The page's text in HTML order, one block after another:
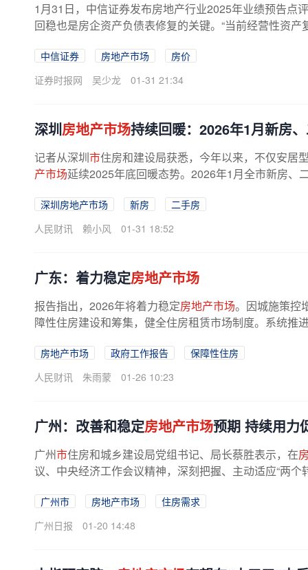
1月31日，中信证券发布房地产行业2025年业绩预告点
回稳也是房企资产负债表修复的关键。“当前经营性资
中信证券 房地产市场
房价
证券时报网
吴少龙 01-31 21:34
深圳房地产市场持续回暖：2026年1月新房
记者从深圳市住房和建设局获悉，今年以来，不仅安居
产市场延续2025年底回暖态势。2026年1月全市新房、
深圳房地产市场 新房
二手房
人民财讯
赖小风 01-31 18:52
广东：着力稳定房地产市场
报告指出，2026年将着力稳定房地产市场。因城施策控
障性住房建设和筹集，健全住房租赁市场制度。系统推
房地产市场 政府工作报告
保障性住房
人民财讯
朱雨蒙 01-26 10:23
广州：改善和稳定房地产市场预期 持续用力
广州市住房和城乡建设局党组书记、局长蔡胜表示，在
议、中央经济工作会议精神，深刻把握、主动适应“两
广州市 房地产市场
住房需求
广州日报
01-20 14:48